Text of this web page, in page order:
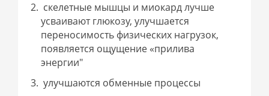
скелетные мышцы и миокард лучше
усваивают глюкозу, улучшается
переносимость физических нагрузок,
появляется ощущение «прилива
энергии"
улучшаются обменные процессы